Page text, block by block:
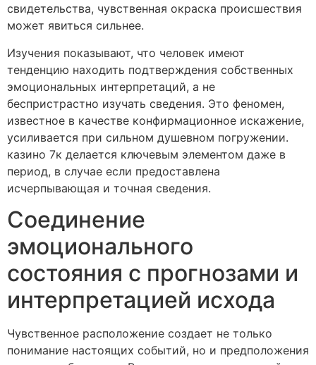
свидетельства, чувственная окраска происшествия
может явиться сильнее.
Изучения показывают, что человек имеют
тенденцию находить подтверждения собственных
эмоциональных интерпретаций, а не
беспристрастно изучать сведения. Это феномен,
известное в качестве конфирмационное искажение,
усиливается при сильном душевном погружении.
казино 7к делается ключевым элементом даже в
период, в случае если предоставлена
исчерпывающая и точная сведения.
Соединение
эмоционального
состояния с прогнозами и
интерпретацией исхода
Чувственное расположение создает не только
понимание настоящих событий, но и предположения